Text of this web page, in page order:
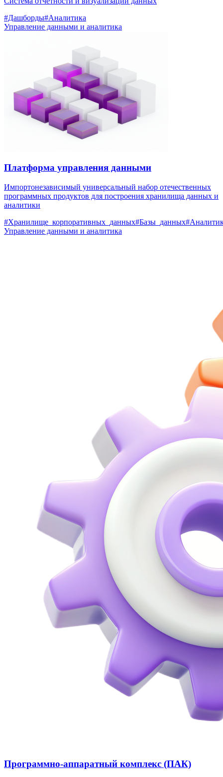
#Дашборды#Аналитика
Управление данными и аналитика
Платформа управления данными
Импортонезависимый универсальный набор отечественных
программных продуктов для построения хранилища данных и
аналитики
#Хранилище_корпоративных_данных#Базы_данных
Управление данными и аналитика
Программно-аппаратный комплекс (ПАК)